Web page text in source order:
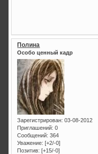
Полина
Особо ценный кадр
Зарегистрирован: 03-08-2012
Приглашений: 0
Сообщений: 364
Уважение: [+2/-0]
Позитив: [+15/-0]